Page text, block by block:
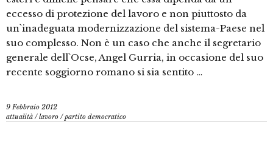
eccesso di protezione del lavoro e non piuttosto da
un`inadeguata modernizzazione del sistema-Paese nel
suo complesso. Non è un caso che anche il segretario
generale dell`Ocse, Angel Gurria, in occasione del suo
recente soggiorno romano si sia sentito …
9 Febbraio 2012
attualità /lavoro /partito democratico